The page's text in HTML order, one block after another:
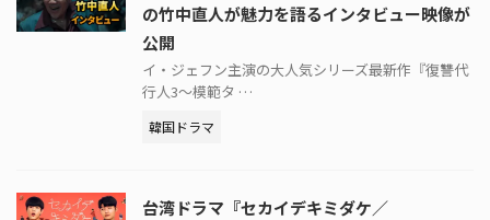
の竹中直人が魅力を語るインタビュー映像が
公開
イ・ジェフン主演の大人気シリーズ最新作『復讐代
行人3～模範タ …
韓国ドラマ
台湾ドラマ『セカイデキミダケ／